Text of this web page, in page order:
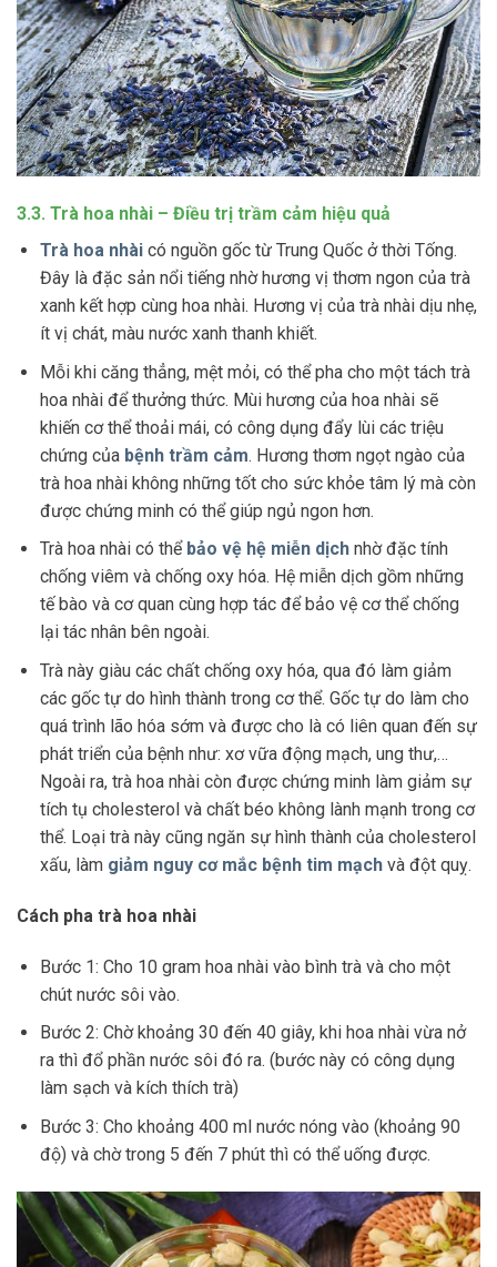
3.3. Trà hoa nhài – Điều trị trầm cảm hiệu quả
Trà hoa nhàicó nguồn gốc từ Trung Quốc ở thời Tống.
Đây là đặc sản nổi tiếng nhờ hương vị thơm ngon của trà
xanh kết hợp cùng hoa nhài. Hương vị của trà nhài dịu nhẹ,
ít vị chát, màu nước xanh thanh khiết.
Mỗi khi căng thẳng, mệt mỏi, có thể pha cho một tách trà
hoa nhài để thưởng thức. Mùi hương của hoa nhài sẽ
khiến cơ thể thoải mái, có công dụng đẩy lùi các triệu
chứng của bệnh trầm cảm. Hương thơm ngọt ngào của
trà hoa nhài không những tốt cho sức khỏe tâm lý mà còn
được chứng minh có thể giúp ngủ ngon hơn.
Trà hoa nhài có thể bảo vệ hệ miễn dịchnhờ đặc tính
chống viêm và chống oxy hóa. Hệ miễn dịch gồm những
tế bào và cơ quan cùng hợp tác để bảo vệ cơ thể chống
lại tác nhân bên ngoài.
Trà này giàu các chất chống oxy hóa, qua đó làm giảm
các gốc tự do hình thành trong cơ thể. Gốc tự do làm cho
quá trình lão hóa sớm và được cho là có liên quan đến sự
phát triển của bệnh như: xơ vữa động mạch, ung thư,…
Ngoài ra, trà hoa nhài còn được chứng minh làm giảm sự
tích tụ cholesterol và chất béo không lành mạnh trong cơ
thể. Loại trà này cũng ngăn sự hình thành của cholesterol
xấu, làm giảm nguy cơ mắc bệnh tim mạchvà đột quỵ.
Cách pha trà hoa nhài
Bước 1: Cho 10 gram hoa nhài vào bình trà và cho một
chút nước sôi vào.
Bước 2: Chờ khoảng 30 đến 40 giây, khi hoa nhài vừa nở
ra thì đổ phần nước sôi đó ra. (bước này có công dụng
làm sạch và kích thích trà)
Bước 3: Cho khoảng 400 ml nước nóng vào (khoảng 90
độ) và chờ trong 5 đến 7 phút thì có thể uống được.